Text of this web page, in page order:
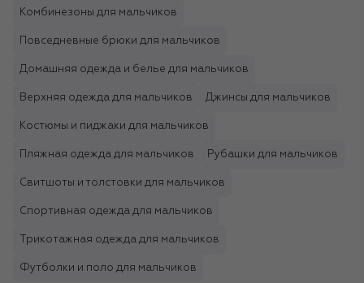
Комбинезоны для мальчиков
Повседневные брюки для мальчиков
Домашняя одежда и белье для мальчиков
Верхняя одежда для мальчиков Джинсы для мальчиков
Костюмы и пиджаки для мальчиков
Пляжная одежда для мальчиков Рубашки для мальчиков
Свитшоты и толстовки для мальчиков
Спортивная одежда для мальчиков
Трикотажная одежда для мальчиков
Футболки и поло для мальчиков